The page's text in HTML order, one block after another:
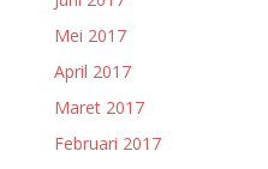
Mei 2017
April 2017
Maret 2017
Februari 2017